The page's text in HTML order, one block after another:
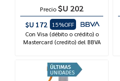
Precio $U 202
$U 172
15%OFF
Con Visa (débito o crédito) o
Mastercard (credito) del BBVA